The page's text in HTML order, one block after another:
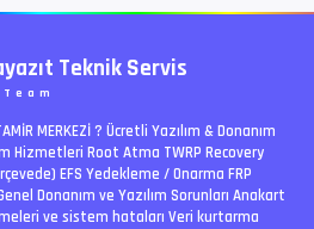
Teknik Servis
MERKEZİ ?️ Ücretli Yazılım & Donanım
Hizmetleri Root Atma TWRP Recovery
EFS Yedekleme / Onarma FRP
Donanım ve Yazılım Sorunları Anakart
ve sistem hataları Veri kurtarma